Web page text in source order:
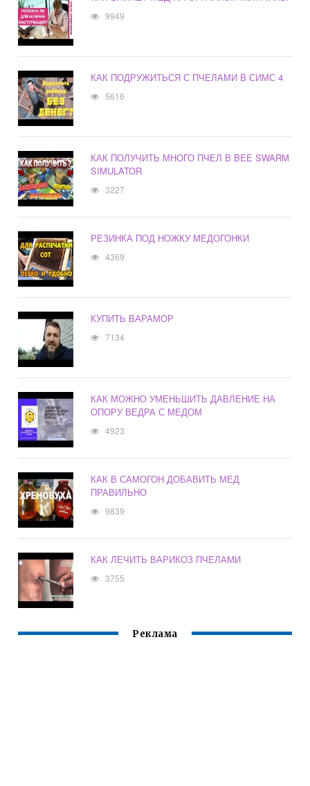
9949
КАК ПОДРУЖИТЬСЯ С ПЧЕЛАМИ В СИМС 4
5616
КАК ПОЛУЧИТЬ МНОГО ПЧЕЛ В BEE SWARM
SIMULATOR
3227
РЕЗИНКА ПОД НОЖКУ МЕДОГОНКИ
4369
КУПИТЬ ВАРАМОР
7134
КАК МОЖНО УМЕНЬШИТЬ ДАВЛЕНИЕ НА
ОПОРУ ВЕДРА С МЕДОМ
4923
КАК В САМОГОН ДОБАВИТЬ МЕД
ПРАВИЛЬНО
9839
КАК ЛЕЧИТЬ ВАРИКОЗ ПЧЕЛАМИ
3755
Реклама